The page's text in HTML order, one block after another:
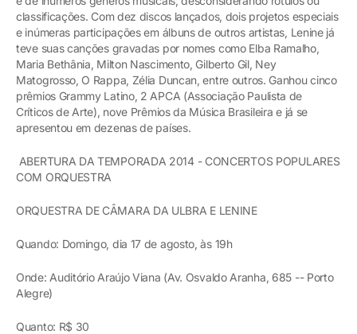
classificações. Com dez discos lançados, dois projetos especiais
e inúmeras participações em álbuns de outros artistas, Lenine já
teve suas canções gravadas por nomes como Elba Ramalho,
Maria Bethânia, Milton Nascimento, Gilberto Gil, Ney
Matogrosso, O Rappa, Zélia Duncan, entre outros. Ganhou cinco
prêmios Grammy Latino, 2 APCA (Associação Paulista de
Críticos de Arte), nove Prêmios da Música Brasileira e já se
apresentou em dezenas de países.
ABERTURA DA TEMPORADA 2014 - CONCERTOS POPULARES
COM ORQUESTRA
ORQUESTRA DE CÂMARA DA ULBRA E LENINE
Quando: Domingo, dia 17 de agosto, às 19h
Onde: Auditório Araújo Viana (Av. Osvaldo Aranha, 685 -- Porto
Alegre)
Quanto: R$ 30